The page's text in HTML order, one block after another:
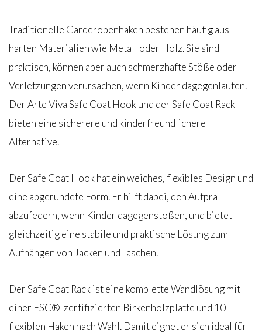
Traditionelle Garderobenhaken bestehen häufig aus
harten Materialien wie Metall oder Holz. Sie sind
praktisch, können aber auch schmerzhafte Stöße oder
Verletzungen verursachen, wenn Kinder dagegenlaufen.
Der Arte Viva Safe Coat Hook und der Safe Coat Rack
bieten eine sicherere und kinderfreundlichere
Alternative.
Der Safe Coat Hook hat ein weiches, flexibles Design und
eine abgerundete Form. Er hilft dabei, den Aufprall
abzufedern, wenn Kinder dagegenstoßen, und bietet
gleichzeitig eine stabile und praktische Lösung zum
Aufhängen von Jacken und Taschen.
Der Safe Coat Rack ist eine komplette Wandlösung mit
einer FSC®-zertifizierten Birkenholzplatte und 10
flexiblen Haken nach Wahl. Damit eignet er sich ideal für